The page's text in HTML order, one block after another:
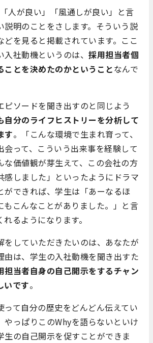
人が良い」「風通しが良い」と言
説明のことをさします。そういう説
どを見ると掲載されています。ここ
社動機というのは、 採用担当者個
ことを決めたのかということなんで
ピソードを聞き出すのと同じよう
自分のライフヒストリーを分析して
す。「こんな環境で生まれ育って、
会って、こういう出来事を経験して
な価値観が芽生えて、この会社の方
感しました」といったようにドラマ
ができれば、学生は「あーなるほ
もこんなことがありました。」と言
るようになります。
をしていただきたいのは、あなたが
由は、学生の入社動機を聞き出すた
担当者自身の自己開示をするチャン
いです。
って自分の歴史をどんどん伝えてい
やっぱりこのWhyを語らないといけ
生の自己開示を促すことができま